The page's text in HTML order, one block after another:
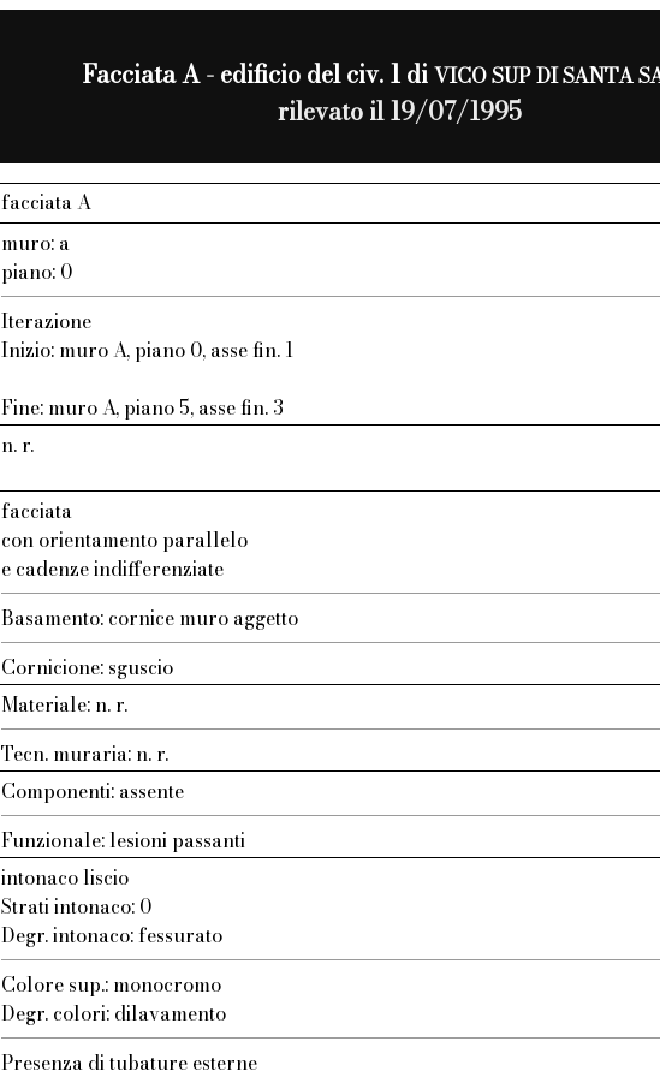
Facciata A - edificio del civ. 1 diVICO SUP DI SANTA
rilevato il 19/07/1995
facciata A
muro: a
piano: 0
Iterazione
Inizio: muro A, piano 0, asse fin. 1
Fine: muro A, piano 5, asse fin. 3
n. r.
facciata
con orientamento parallelo
e cadenze indifferenziate
Basamento: cornice muro aggetto
Cornicione: sguscio
Materiale: n. r.
Tecn. muraria: n. r.
Componenti: assente
Funzionale: lesioni passanti
intonaco liscio
Strati intonaco: 0
Degr. intonaco: fessurato
Colore sup.: monocromo
Degr. colori: dilavamento
Presenza di tubature esterne